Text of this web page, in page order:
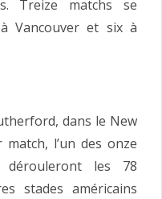
Treize matchs se
Vancouver et six à
dans le New
match, l’un des onze
dérouleront les 78
stades américains